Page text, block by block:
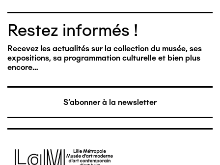
Restez informés !
Recevez les actualités sur la collection du musée, ses
expositions, sa programmation culturelle et bien plus
encore…
S'abonner à la newsletter
Image